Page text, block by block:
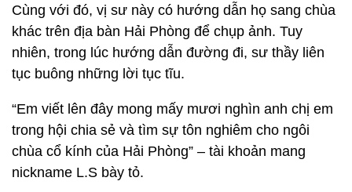
Cùng với đó, vị sư này có hướng dẫn họ sang chùa
khác trên địa bàn Hải Phòng để chụp ảnh. Tuy
nhiên, trong lúc hướng dẫn đường đi, sư thầy liên
tục buông những lời tục tĩu.
“Em viết lên đây mong mấy mươi nghìn anh chị em
trong hội chia sẻ và tìm sự tôn nghiêm cho ngôi
chùa cổ kính của Hải Phòng” – tài khoản mang
nickname L.S bày tỏ.